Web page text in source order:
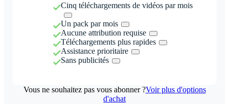
Cinq téléchargements de vidéos par mois
Un pack par mois
Aucune attribution requise
Téléchargements plus rapides
Assistance prioritaire
Sans publicités
Vous ne souhaitez pas vous abonner ?Voir plus d'options
d'achat